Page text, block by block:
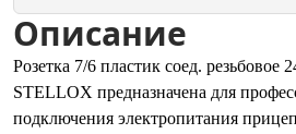
Описание
Розетка 7/6 пластик соед. резьбовое
STELLOX предназначена для
подключения электропитания